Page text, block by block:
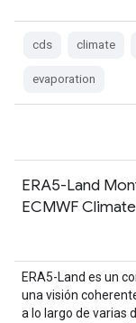
cds climate
evaporation
ERA5-Land
ECMWF
ERA5-Land es un
una visión
a lo largo de varias